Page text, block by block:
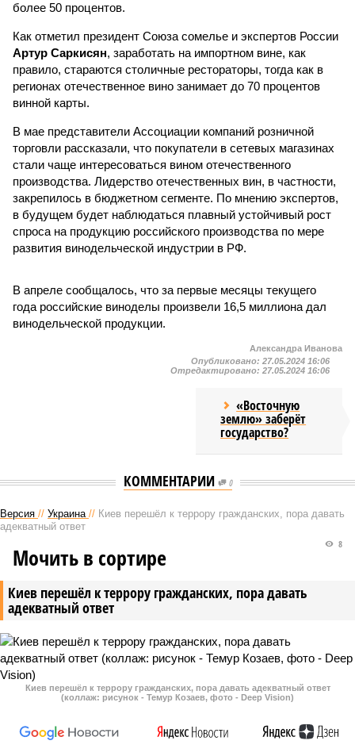
более 50 процентов.
Как отметил президент Союза сомелье и экспертов России
Артур Саркисян, заработать на импортном вине, как
правило, стараются столичные рестораторы, тогда как в
регионах отечественное вино занимает до 70 процентов
винной карты.
В мае представители Ассоциации компаний розничной
торговли рассказали, что покупатели в сетевых магазинах
стали чаще интересоваться вином отечественного
производства. Лидерство отечественных вин, в частности,
закрепилось в бюджетном сегменте. По мнению экспертов,
в будущем будет наблюдаться плавный устойчивый рост
спроса на продукцию российского производства по мере
развития винодельческой индустрии в РФ.
В апреле сообщалось, что за первые месяцы текущего
года российские виноделы произвели 16,5 миллиона дал
винодельческой продукции.
Александра Иванова
Опубликовано: 27.05.2024 16:06
Отредактировано: 27.05.2024 16:06
«Восточную
землю» заберёт
государство?
КОММЕНТАРИИ 0
Версия // Украина // Киев перешёл к террору гражданских, пора давать
адекватный ответ
Киев перешёл к террору гражданских, пора давать
адекватный ответ
8
Мочить в сортире
Киев перешёл к террору гражданских, пора давать адекватный ответ
(коллаж: рисунок - Темур Козаев, фото - Deep Vision)